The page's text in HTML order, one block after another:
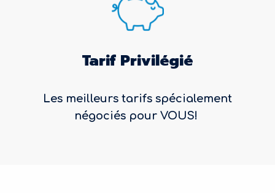
Tarif Privilégié
Les meilleurs tarifs spécialement
négociés pour VOUS!